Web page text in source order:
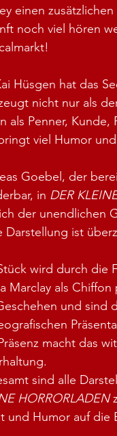
einen
noch viel hören
Hüsgen hat das
nicht nur als
als Penner,
viel Humor
Goebel, der
in DER
der unendlichen
Darstellung ist
wird durch die
Marclay als
und sind
macht das
sind alle
HORRORLADEN
und Humor auf die